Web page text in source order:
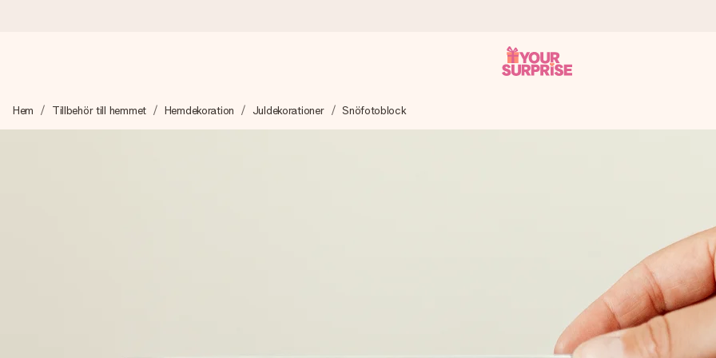
Vi skapar din gåva med omsorg och skickar den blixtsnabbt – så att du kan ge den i precis rätt tid, när det betyder som mest.
Skapa något unikt med bara några få steg – med hennes namn, ditt foto eller ett meddelande som verkligen berör hennes hjärta.
Hem Tillbehör till hemmet Hemdekoration Juldekorationer Snöfotoblock